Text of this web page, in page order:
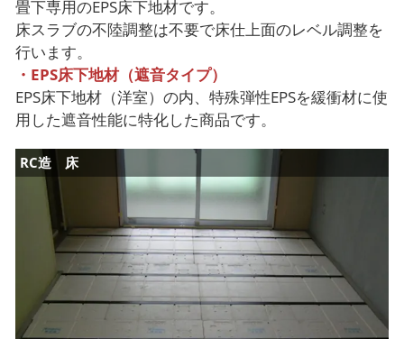
畳下専用のEPS床下地材です。
床スラブの不陸調整は不要で床仕上面のレベル調整を
行います。
・EPS床下地材（遮音タイプ）
EPS床下地材（洋室）の内、特殊弾性EPSを緩衝材に使
用した遮音性能に特化した商品です。
RC造 床